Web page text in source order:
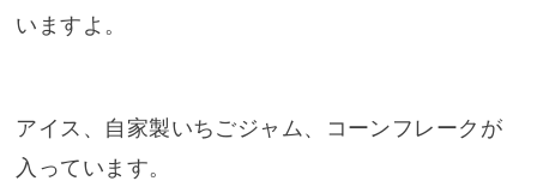
いますよ。
アイス、自家製いちごジャム、コーンフレークが
入っています。